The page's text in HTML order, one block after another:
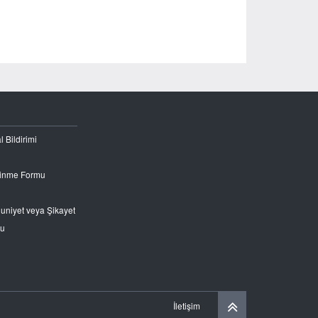
Bildirimi
Formu
veya Şikayet
İletişim